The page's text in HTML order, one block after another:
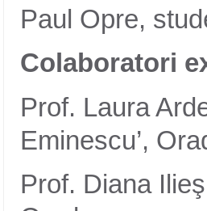
Paul Opre,
Colaboratori
Prof. Laura
Eminescu’,
Prof. Diana